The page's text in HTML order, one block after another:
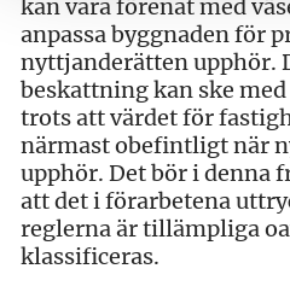
kan vara förenat med
anpassa byggnaden för
nyttjanderätten upphör.
beskattning kan ske
trots att värdet för
närmast obefintligt när
upphör. Det bör i denna
att det i förarbetena
reglerna är tillämpliga
klassificeras.